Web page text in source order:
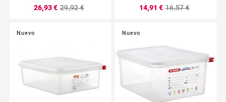
26,93 € 29,92 €
14,91 € 16,57 €
Nuevo Nuevo